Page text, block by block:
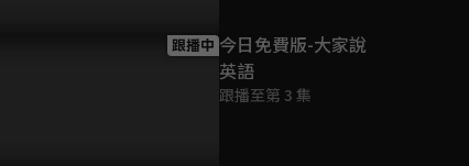
跟播中 今日免費版-大家說
英語
跟播至第 3 集